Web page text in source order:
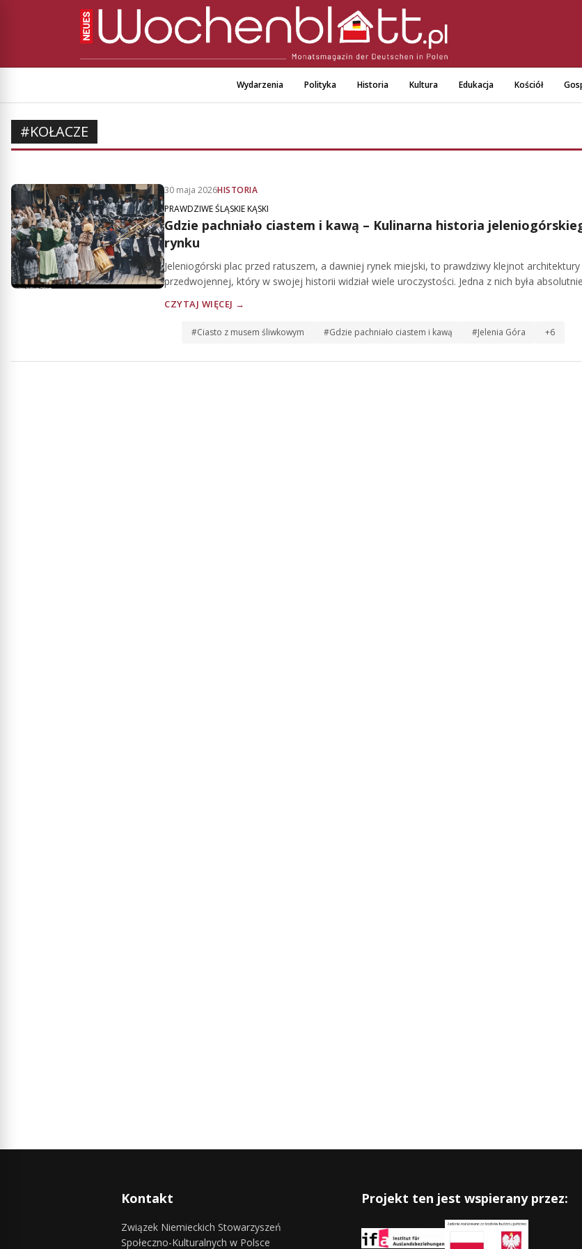
Wydarzenia Polityka Historia Kultura Edukacja Kościół
#KOŁACZE
30 maja 2026HISTORIA
PRAWDZIWE ŚLĄSKIE KĄSKI
Gdzie pachniało ciastem i kawą – Kulinarna historia
rynku
Jeleniogórski plac przed ratuszem, a dawniej rynek miejski, to prawdziwy klejnot architektury
przedwojennej, który w swojej historii widział wiele uroczystości. Jedna z nich była
CZYTAJ WIĘCEJ →
#Ciasto z musem śliwkowym #Gdzie pachniało ciastem i kawą #Jelenia Góra +6
Kontakt
Związek Niemieckich Stowarzyszeń
Społeczno-Kulturalnych w Polsce
Projekt ten jest wspierany przez: